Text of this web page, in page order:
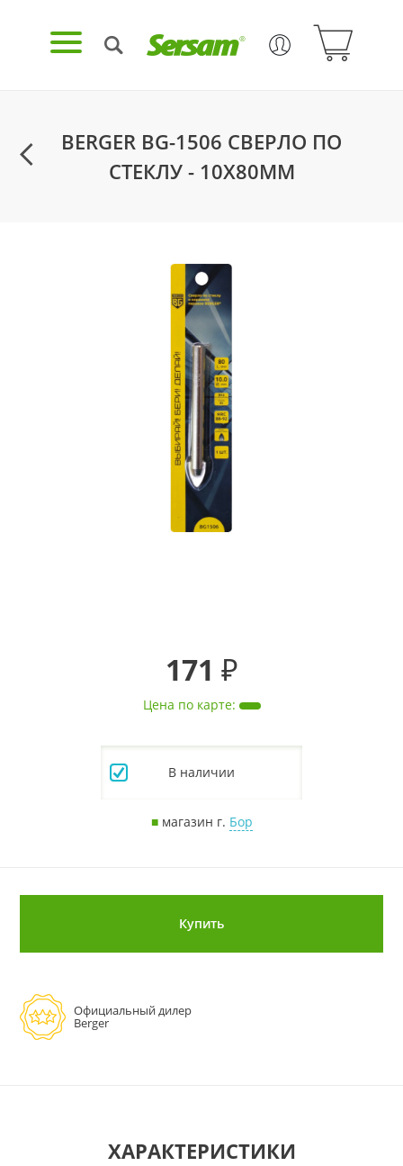
BERGER BG-1506 СВЕРЛО ПО
СТЕКЛУ - 10X80ММ
171 ₽
Цена по карте:
В наличии
■магазин г. Бор
Купить
Официальный дилер
Berger
ХАРАКТЕРИСТИКИ